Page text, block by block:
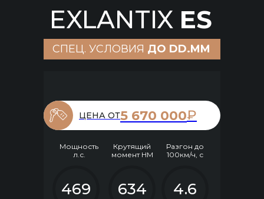
EXLANTIX ES
Мощность
л.с.
Разгон до
100км/ч, с
Крутящий
момент НМ
СПЕЦ. УСЛОВИЯ ДО DD.MM
ЦЕНА ОТ5 670 000₽
469 634 4.6